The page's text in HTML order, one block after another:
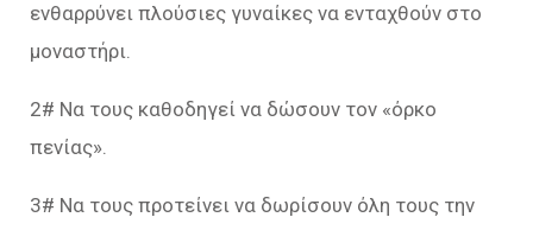
ενθαρρύνει πλούσιες γυναίκες να ενταχθούν στο
μοναστήρι.
2# Να τους καθοδηγεί να δώσουν τον «όρκο
πενίας».
3# Να τους προτείνει να δωρίσουν όλη τους την